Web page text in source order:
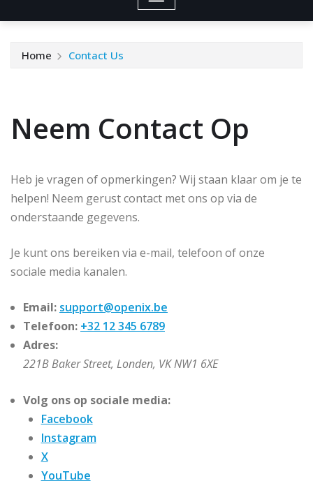
Home Contact Us
Neem Contact Op
Heb je vragen of opmerkingen? Wij staan klaar om je te
helpen! Neem gerust contact met ons op via de
onderstaande gegevens.
Je kunt ons bereiken via e-mail, telefoon of onze
sociale media kanalen.
Email: support@openix.be
Telefoon: +32 12 345 6789
Adres:
221B Baker Street, Londen, VK NW1 6XE
Volg ons op sociale media:
Facebook
Instagram
X
YouTube